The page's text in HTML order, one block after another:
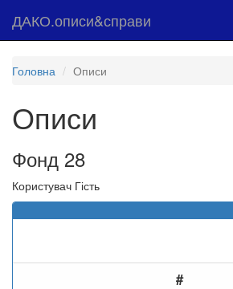
ДАКО.описи&справи
Головна Описи
Описи
Фонд 28
Користувач Гість
#